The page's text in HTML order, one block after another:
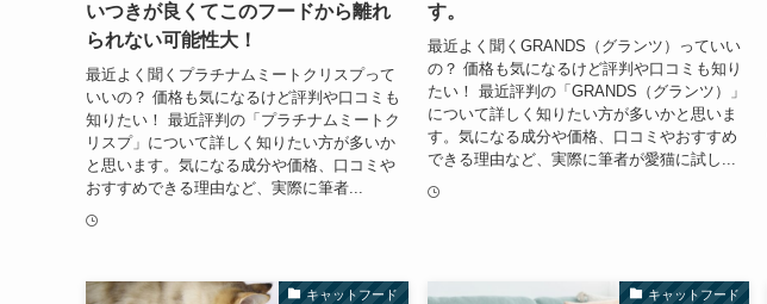
いつきが良くてこのフードから離れ
られない可能性大！
最近よく聞くプラチナムミートクリスプって
いいの？ 価格も気になるけど評判や口コミも
知りたい！ 最近評判の「プラチナムミートク
リスプ」について詳しく知りたい方が多いか
と思います。気になる成分や価格、口コミや
おすすめできる理由など、実際に筆者...
す。
最近よく聞くGRANDS（グランツ）っていい
の？ 価格も気になるけど評判や口コミも知り
たい！ 最近評判の「GRANDS（グランツ）」
について詳しく知りたい方が多いかと思いま
す。気になる成分や価格、口コミやおすすめ
できる理由など、実際に筆者が愛猫に試し...
キャットフード キャットフード